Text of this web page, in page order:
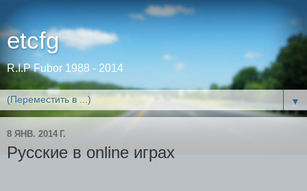
etcfg
R.I.P Fubor 1988 - 2014
▼
8 ЯНВ. 2014 Г.
Русские в online играх